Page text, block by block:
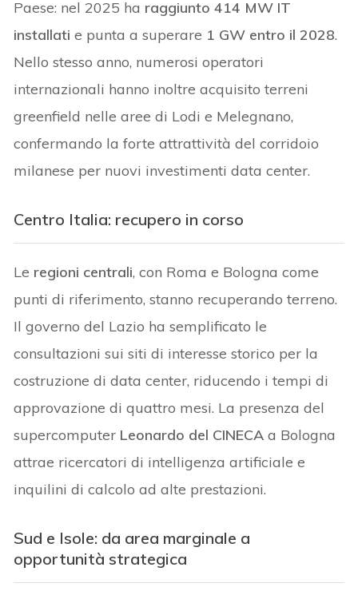
Paese: nel 2025 ha raggiunto 414 MW IT
installati e punta a superare 1 GW entro il 2028.
Nello stesso anno, numerosi operatori
internazionali hanno inoltre acquisito terreni
greenfield nelle aree di Lodi e Melegnano,
confermando la forte attrattività del corridoio
milanese per nuovi investimenti data center.
Centro Italia: recupero in corso
Le regioni centrali, con Roma e Bologna come
punti di riferimento, stanno recuperando terreno.
Il governo del Lazio ha semplificato le
consultazioni sui siti di interesse storico per la
costruzione di data center, riducendo i tempi di
approvazione di quattro mesi. La presenza del
supercomputer Leonardo del CINECA a Bologna
attrae ricercatori di intelligenza artificiale e
inquilini di calcolo ad alte prestazioni.
Sud e Isole: da area marginale a
opportunità strategica